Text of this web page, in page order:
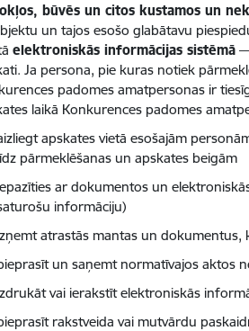
būvēs un citos kustamos un
un tajos esošo glabātavu
elektroniskās informācijas sistēmā
Ja persona, pie kuras notiek
padomes amatpersonas ir
laikā Konkurences padomes
apskates vietā esošajām
pārmeklēšanas un apskates beigām
ar dokumentos un
informāciju)
atrastās mantas un dokumentus,
un saņemt normatīvajos aktos
vai ierakstīt elektroniskās
rakstveida vai mutvārdu